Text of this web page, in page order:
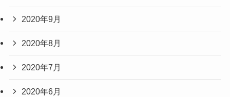
2020年9月
2020年8月
2020年7月
2020年6月